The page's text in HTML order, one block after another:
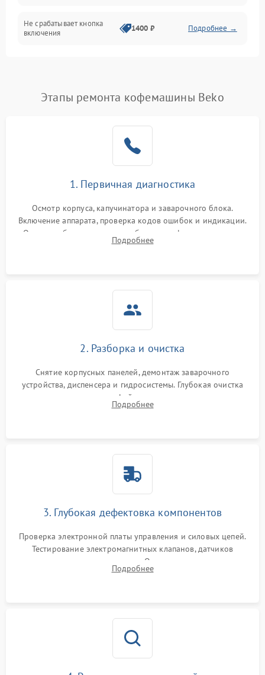
Не срабатывает кнопка
включения
1400 ₽ Подробнее →
Постоянные сбои в работе 1500 ₽ Подробнее →
Этапы ремонта кофемашины Beko
1. Первичная диагностика
Осмотр корпуса, капучинатора и заварочного блока.
Включение аппарата, проверка кодов ошибок и индикации.
Оценка работы помпы, термоблока и кофемолки на слух.
Измерение температуры и давления воды для выявления
Подробнее
2. Разборка и очистка
Снятие корпусных панелей, демонтаж заварочного
устройства, диспенсера и гидросистемы. Глубокая очистка
внутренних узлов от кофейных масел, жмыха и накипи.
Промывка дренажных каналов и фильтров с использованием
Подробнее
3. Глубокая дефектовка компонентов
Проверка электронной платы управления и силовых цепей.
Тестирование электромагнитных клапанов, датчиков
температуры и расходомера. Оценка степени износа
жерновов кофемолки, уплотнительных колец гидросистемы
Подробнее